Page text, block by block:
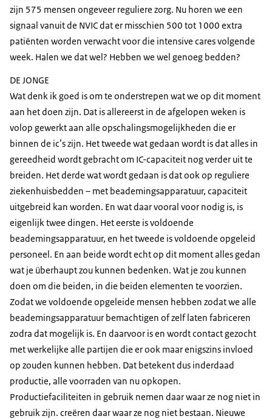
zijn 575 mensen ongeveer reguliere zorg. Nu horen we een
signaal vanuit de NVIC dat er misschien 500 tot 1000 extra
patiënten worden verwacht voor die intensive cares volgende
week. Halen we dat wel? Hebben we wel genoeg bedden?
DE JONGE
Wat denk ik goed is om te onderstrepen wat we op dit moment
aan het doen zijn. Dat is allereerst in de afgelopen weken is
volop gewerkt aan alle opschalingsmogelijkheden die er
binnen de ic’s zijn. Het tweede wat gedaan wordt is dat alles in
gereedheid wordt gebracht om IC-capaciteit nog verder uit te
breiden. Het derde wat wordt gedaan is dat ook op reguliere
ziekenhuisbedden – met beademingsapparatuur, capaciteit
uitgebreid kan worden. En wat daar vooral voor nodig is, is
eigenlijk twee dingen. Het eerste is voldoende
beademingsapparatuur, en het tweede is voldoende opgeleid
personeel. En aan beide wordt echt op dit moment alles gedan
wat je überhaupt zou kunnen bedenken. Wat je zou kunnen
doen om die beiden, in die beiden elementen te voorzien.
Zodat we voldoende opgeleide mensen hebben zodat we alle
beademingsapparatuur bemachtigen of zelf laten fabriceren
zodra dat mogelijk is. En daarvoor is en wordt contact gezocht
met werkelijke alle partijen die er ook maar enigszins invloed
op zouden kunnen hebben. Dat betekent dus inderdaad
productie, alle voorraden van nu opkopen.
Productiefaciliteiten in gebruik nemen daar waar ze nog niet in
gebruik zijn. creëren daar waar ze nog niet bestaan. Nieuwe